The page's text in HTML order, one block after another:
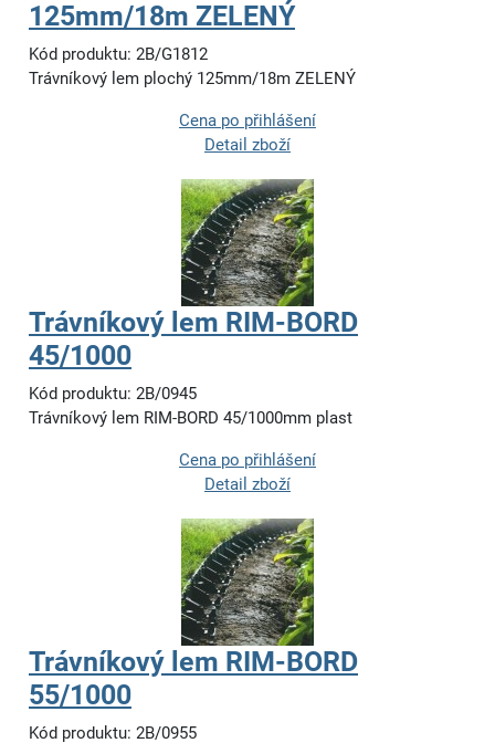
125mm/18m ZELENÝ
Kód produktu: 2B/G1812
Trávníkový lem plochý 125mm/18m ZELENÝ
Cena po přihlášení
Detail zboží
Trávníkový lem RIM-BORD
45/1000
Kód produktu: 2B/0945
Trávníkový lem RIM-BORD 45/1000mm plast
Cena po přihlášení
Detail zboží
Trávníkový lem RIM-BORD
55/1000
Kód produktu: 2B/0955